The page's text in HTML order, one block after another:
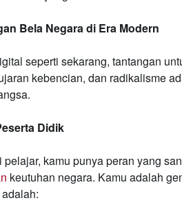
Bela Negara di Era Modern
seperti sekarang, tantangan
kebencian, dan radikalisme
Didik
pelajar, kamu punya peran yang
keutuhan negara. Kamu adalah